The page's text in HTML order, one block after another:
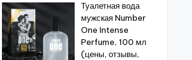
Туалетная вода
мужская Number
One Intense
Perfume, 100 мл
(цены, отзывы,